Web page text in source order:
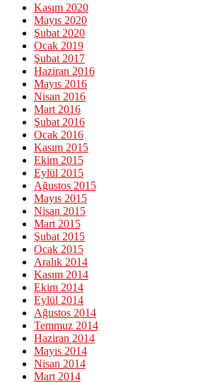
Kasım 2020
Mayıs 2020
Şubat 2020
Ocak 2019
Şubat 2017
Haziran 2016
Mayıs 2016
Nisan 2016
Mart 2016
Şubat 2016
Ocak 2016
Kasım 2015
Ekim 2015
Eylül 2015
Ağustos 2015
Mayıs 2015
Nisan 2015
Mart 2015
Şubat 2015
Ocak 2015
Aralık 2014
Kasım 2014
Ekim 2014
Eylül 2014
Ağustos 2014
Temmuz 2014
Haziran 2014
Mayıs 2014
Nisan 2014
Mart 2014